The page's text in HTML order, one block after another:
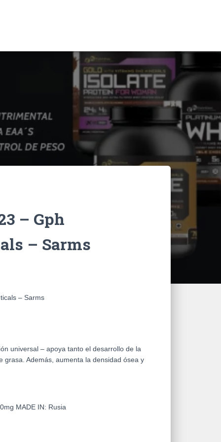
– Gph
– Sarms
– Sarms
universal – apoya tanto el desarrollo de la
grasa. Además, aumenta la densidad ósea y
MADE IN: Rusia